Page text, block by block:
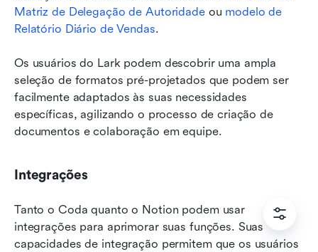
Matriz de Delegação de Autoridade ou modelo de
Relatório Diário de Vendas.
Os usuários do Lark podem descobrir uma ampla
seleção de formatos pré-projetados que podem ser
facilmente adaptados às suas necessidades
específicas, agilizando o processo de criação de
documentos e colaboração em equipe.
Integrações
Tanto o Coda quanto o Notion podem usar
integrações para aprimorar suas funções. Suas
capacidades de integração permitem que os usuários